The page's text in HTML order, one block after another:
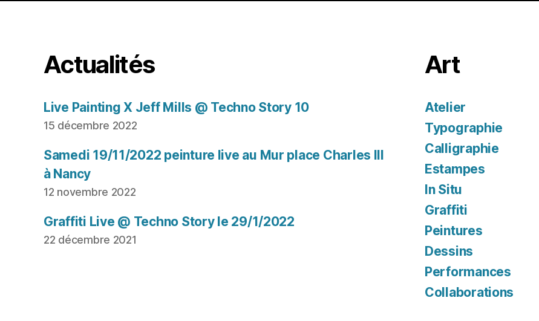
Actualités
Live Painting X Jeff Mills @ Techno Story 10
15 décembre 2022
Samedi 19/11/2022 peinture live au Mur place Charles III
à Nancy
12 novembre 2022
Graffiti Live @ Techno Story le 29/1/2022
22 décembre 2021
Art
Atelier
Typographie
Calligraphie
Estampes
In Situ
Graffiti
Peintures
Dessins
Performances
Collaborations